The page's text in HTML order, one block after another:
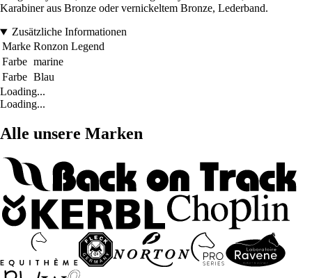
Karabiner aus Bronze oder vernickeltem Bronze, Lederband.
Zusätzliche Informationen
Marke Ronzon Legend
Farbe marine
Farbe Blau
Loading...
Loading...
Alle unsere Marken